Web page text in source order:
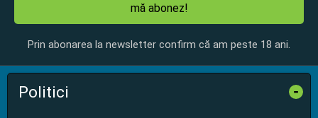
mă abonez!
Prin abonarea la newsletter confirm că am peste 18 ani.
Politici -